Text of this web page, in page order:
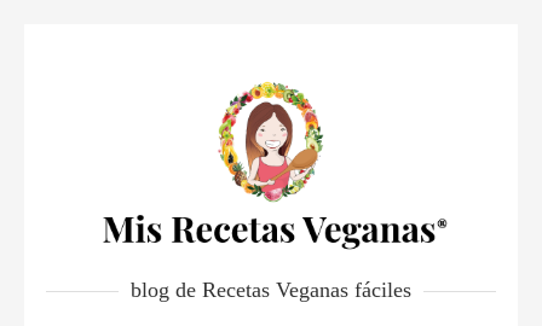
blog de Recetas Veganas fáciles